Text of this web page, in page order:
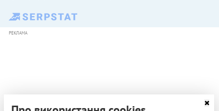
РЕКЛАМА